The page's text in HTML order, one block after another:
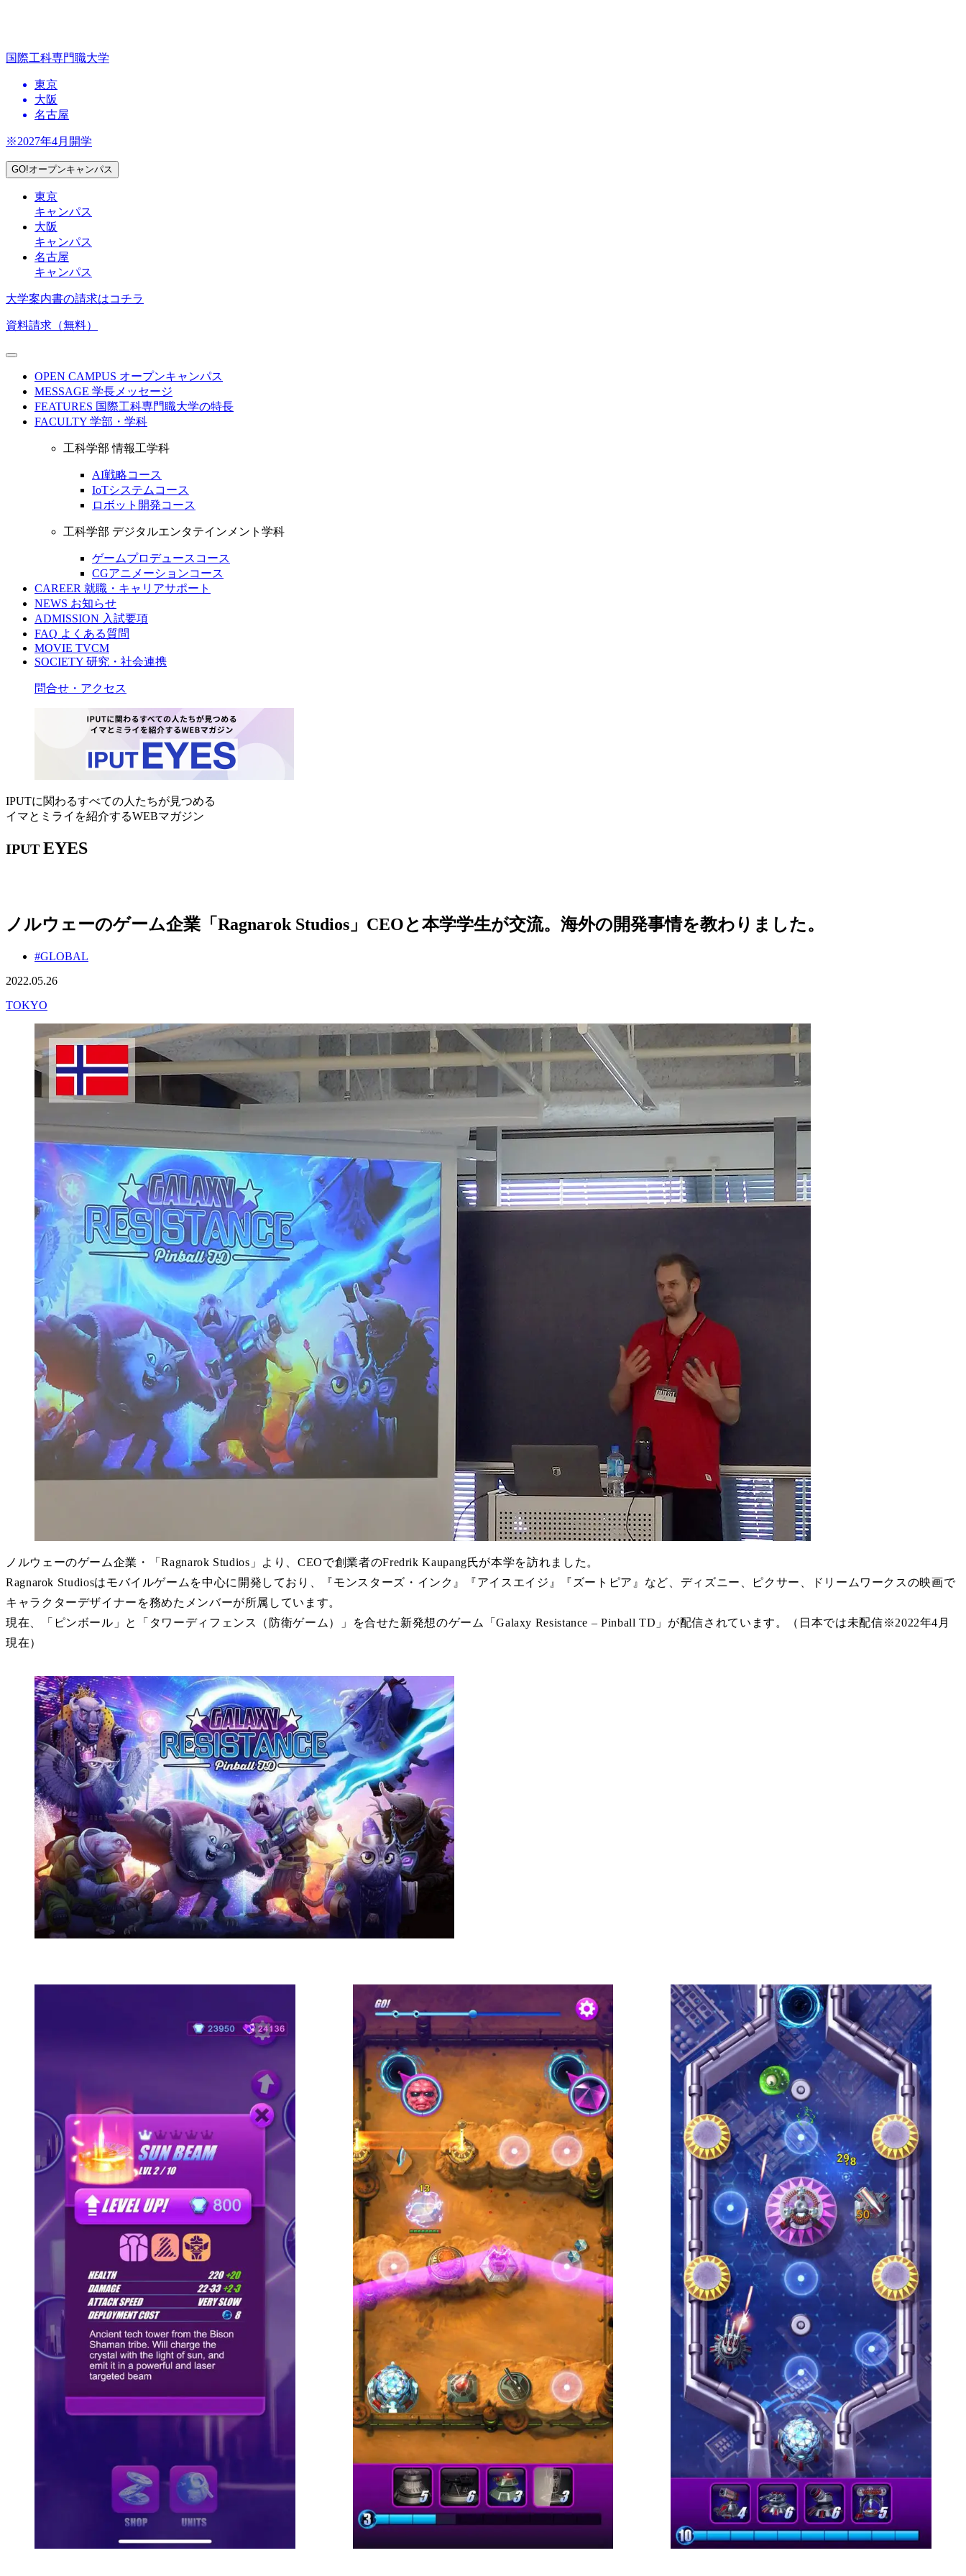
国際工科専門職大学
東京
大阪
名古屋
※2027年4月開学
GO!オープンキャンパス
東京
キャンパス
大阪
キャンパス
名古屋
キャンパス
大学案内書の請求はコチラ
資料請求（無料）
OPEN CAMPUS オープンキャンパス
MESSAGE 学長メッセージ
FEATURES 国際工科専門職大学の特長
FACULTY 学部・学科
工科学部 情報工学科
AI戦略コース
IoTシステムコース
ロボット開発コース
工科学部 デジタルエンタテインメント学科
ゲームプロデュースコース
CGアニメーションコース
CAREER 就職・キャリアサポート
NEWS お知らせ
ADMISSION 入試要項
FAQ よくある質問
MOVIE TVCM
SOCIETY 研究・社会連携
問合せ・アクセス
IPUTに関わるすべての人たちが見つめる
イマとミライを紹介するWEBマガジン
IPUT EYES
ノルウェーのゲーム企業「Ragnarok Studios」CEOと本学学生が交流。海外の開発事情を教わりました。
#GLOBAL
2022.05.26
TOKYO
ノルウェーのゲーム企業・「Ragnarok Studios」より、CEOで創業者のFredrik Kaupang氏が本学を訪れました。
Ragnarok Studiosはモバイルゲームを中心に開発しており、『モンスターズ・インク』『アイスエイジ』『ズートピア』など、ディズニー、ピクサー、ドリームワークスの映画で
キャラクターデザイナーを務めたメンバーが所属しています。
現在、「ピンボール」と「タワーディフェンス（防衛ゲーム）」を合せた新発想のゲーム「Galaxy Resistance – Pinball TD」が配信されています。（日本では未配信※2022年4月
現在）